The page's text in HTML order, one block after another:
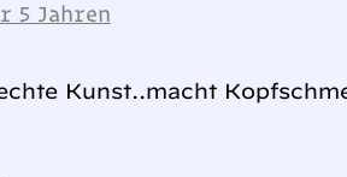
5 Jahren
Kunst..macht